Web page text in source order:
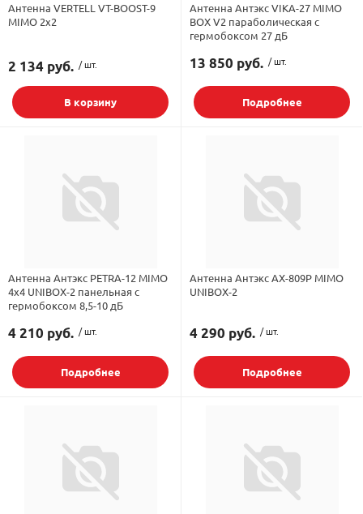
Антенна VERTELL VT-BOOST-9
MIMO 2x2
2 134 руб. / шт.
В корзину
Антенна Антэкс VIKA-27 MIMO
BOX V2 параболическая с
гермобоксом 27 дБ
13 850 руб. / шт.
Подробнее
Антенна Антэкс PETRA-12 MIMO
4x4 UNIBOX-2 панельная с
гермобоксом 8,5-10 дБ
4 210 руб. / шт.
Подробнее
Антенна Антэкс AX-809P MIMO
UNIBOX-2
4 290 руб. / шт.
Подробнее